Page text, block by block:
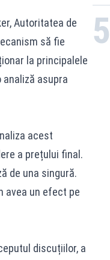
Autoritatea de
să fie
la principalele
asupra
acest
a prețului final.
de una singură.
avea un efect pe
discuțiilor, a
5